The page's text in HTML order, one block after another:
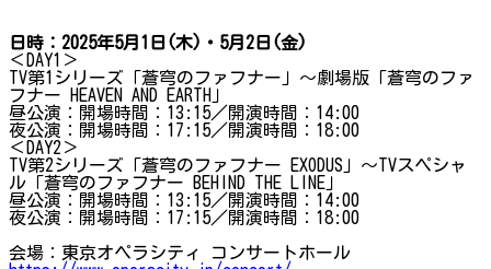
日時：2025年5月1日(木)・5月2日(金)
＜DAY1＞
TV第1シリーズ「蒼穹のファフナー」～劇場版「蒼穹のファ
フナー HEAVEN AND EARTH」
昼公演：開場時間：13:15／開演時間：14:00
夜公演：開場時間：17:15／開演時間：18:00
＜DAY2＞
TV第2シリーズ「蒼穹のファフナー EXODUS」～TVスペシャ
ル「蒼穹のファフナー BEHIND THE LINE」
昼公演：開場時間：13:15／開演時間：14:00
夜公演：開場時間：17:15／開演時間：18:00
会場：東京オペラシティ コンサートホール